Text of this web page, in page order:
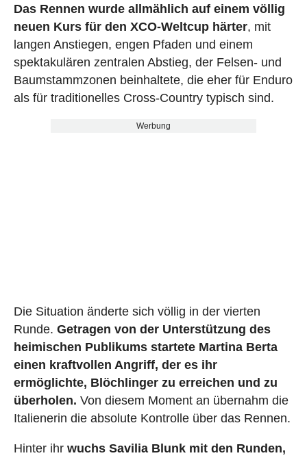
Das Rennen wurde allmählich auf einem völlig
neuen Kurs für den XCO-Weltcup härter, mit
langen Anstiegen, engen Pfaden und einem
spektakulären zentralen Abstieg, der Felsen- und
Baumstammzonen beinhaltete, die eher für Enduro
als für traditionelles Cross-Country typisch sind.
Werbung
Die Situation änderte sich völlig in der vierten
Runde. Getragen von der Unterstützung des
heimischen Publikums startete Martina Berta
einen kraftvollen Angriff, der es ihr
ermöglichte, Blöchlinger zu erreichen und zu
überholen. Von diesem Moment an übernahm die
Italienerin die absolute Kontrolle über das Rennen.
Hinter ihr wuchs Savilia Blunk mit den Runden,